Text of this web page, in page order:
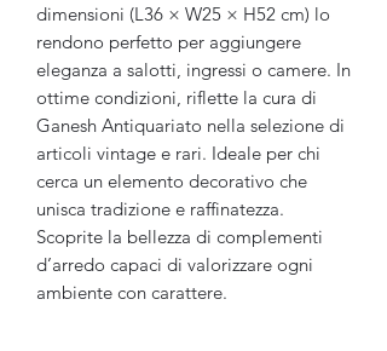
dimensioni (L36 × W25 × H52 cm) lo
rendono perfetto per aggiungere
eleganza a salotti, ingressi o camere. In
ottime condizioni, riflette la cura di
Ganesh Antiquariato nella selezione di
articoli vintage e rari. Ideale per chi
cerca un elemento decorativo che
unisca tradizione e raffinatezza.
Scoprite la bellezza di complementi
d’arredo capaci di valorizzare ogni
ambiente con carattere.